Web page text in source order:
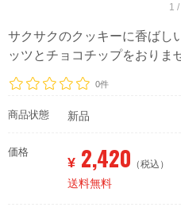
1 /
サクサクのクッキーに香ばし
ッツとチョコチップをおりま
0件
商品状態 新品
価格
¥ 2,420 （税込）
送料無料